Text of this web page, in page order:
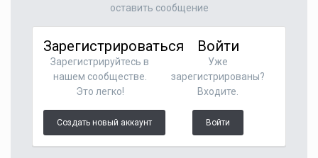
оставить сообщение
Зарегистрироваться
Зарегистрируйтесь в
нашем сообществе.
Это легко!
Создать новый аккаунт
Войти
Уже
зарегистрированы?
Входите.
Войти